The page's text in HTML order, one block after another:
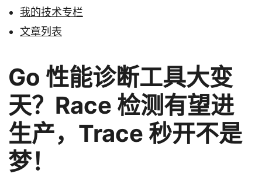
我的技术专栏
文章列表
Go 性能诊断工具大变
天？Race 检测有望进
生产，Trace 秒开不是
梦！